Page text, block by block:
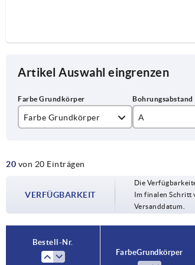
Artikel Auswahl eingrenzen
Farbe Grundkörper
schwarz
A
120
128
180
20 von 20 Einträgen
VERFÜGBARKEIT
Die
Im finalen Schritt
Versanddatum.
Bestell-Nr.
Farbe Grundkörper